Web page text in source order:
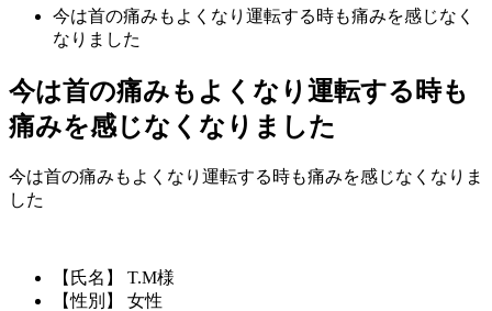
今は首の痛みもよくなり運転する時も痛みを感じなく
なりました
今は首の痛みもよくなり運転する時も
痛みを感じなくなりました
今は首の痛みもよくなり運転する時も痛みを感じなくなりま
した
【氏名】 T.M様
【性別】 女性